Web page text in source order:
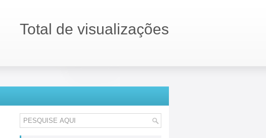
Total de visualizações